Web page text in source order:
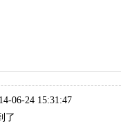
06-24 15:31:47
了